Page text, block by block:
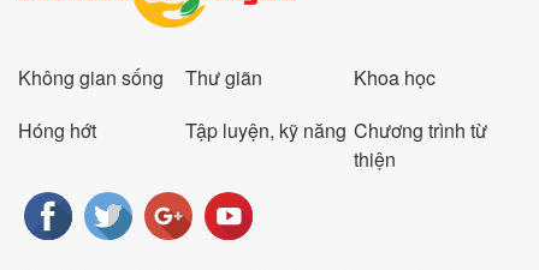
Không gian sống Thư giãn
Khoa học
Hóng hớt
Tập luyện, kỹ năng Chương trình từ
thiện